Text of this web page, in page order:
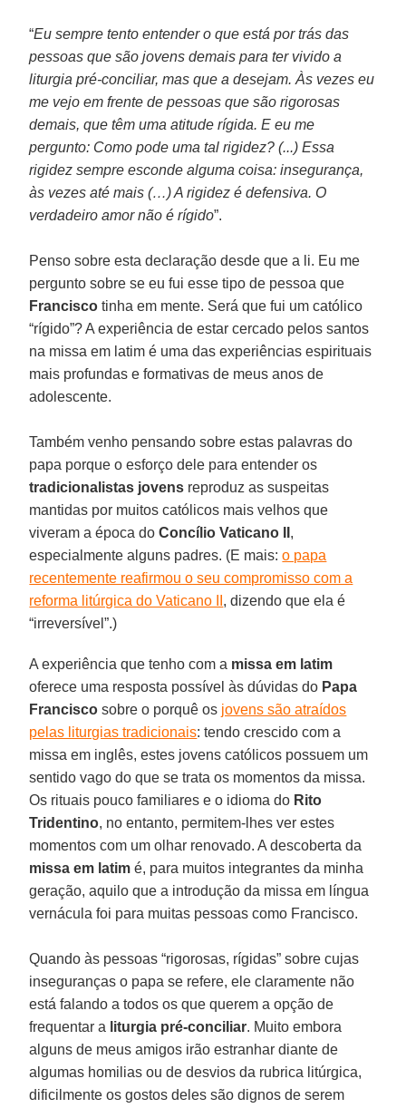
“Eu sempre tento entender o que está por trás das
pessoas que são jovens demais para ter vivido a
liturgia pré-conciliar, mas que a desejam. Às vezes eu
me vejo em frente de pessoas que são rigorosas
demais, que têm uma atitude rígida. E eu me
pergunto: Como pode uma tal rigidez? (...) Essa
rigidez sempre esconde alguma coisa: insegurança,
às vezes até mais (…) A rigidez é defensiva. O
verdadeiro amor não é rígido”.
Penso sobre esta declaração desde que a li. Eu me
pergunto sobre se eu fui esse tipo de pessoa que
Francisco tinha em mente. Será que fui um católico
“rígido”? A experiência de estar cercado pelos santos
na missa em latim é uma das experiências espirituais
mais profundas e formativas de meus anos de
adolescente.
Também venho pensando sobre estas palavras do
papa porque o esforço dele para entender os
tradicionalistas jovens reproduz as suspeitas
mantidas por muitos católicos mais velhos que
viveram a época doConcílio Vaticano II ,
especialmente alguns padres. (E mais:o papa
recentemente reafirmou o seu compromisso com a
reforma litúrgica do Vaticano II , dizendo que ela é
“irreversível”.)
A experiência que tenho com a missa em latim
oferece uma resposta possível às dúvidas do Papa
Francisco sobre o porquê os jovens são atraídos
pelas liturgias tradicionais: tendo crescido com a
missa em inglês, estes jovens católicos possuem um
sentido vago do que se trata os momentos da missa.
Os rituais pouco familiares e o idioma do Rito
Tridentino, no entanto, permitem-lhes ver estes
momentos com um olhar renovado. A descoberta da
missa em latim é, para muitos integrantes da minha
geração, aquilo que a introdução da missa em língua
vernácula foi para muitas pessoas como Francisco.
Quando às pessoas “rigorosas, rígidas” sobre cujas
inseguranças o papa se refere, ele claramente não
está falando a todos os que querem a opção de
frequentar a liturgia pré-conciliar. Muito embora
alguns de meus amigos irão estranhar diante de
algumas homilias ou de desvios da rubrica litúrgica,
dificilmente os gostos deles são dignos de serem